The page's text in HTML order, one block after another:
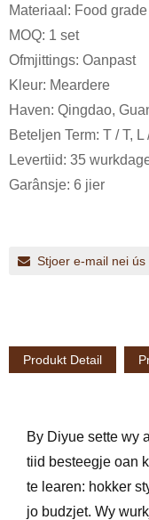
Materiaal: Food
MOQ: 1 set
Ofmjittings: Oanpast
Kleur: Meardere
Haven: Qingdao,
Beteljen Term: T / T,
Levertiid: 35
Garânsje: 6 jier
Stjoer e-mail nei ús
Produkt Detail
By Diyue sette wy
tiid besteegje oan
te learen: hokker
jo budzjet. Wy